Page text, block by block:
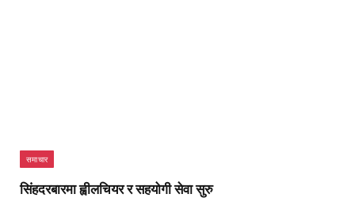
समाचार
सिंहदरबारमा ह्वीलचियर र सहयोगी सेवा सुरु